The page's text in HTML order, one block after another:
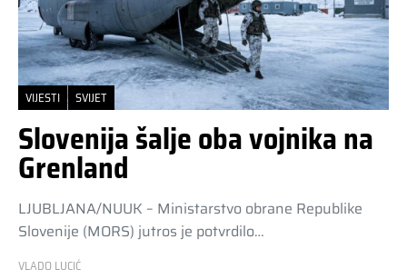
VIJESTI SVIJET
Slovenija šalje oba vojnika na
Grenland
LJUBLJANA/NUUK – Ministarstvo obrane Republike
Slovenije (MORS) jutros je potvrdilo…
VLADO LUCIĆ